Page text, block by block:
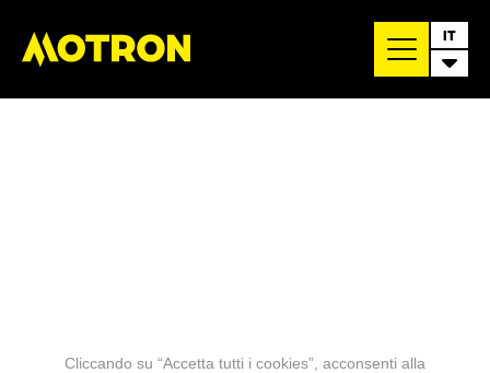
IT
Cliccando su “Accetta tutti i cookies”, acconsenti alla